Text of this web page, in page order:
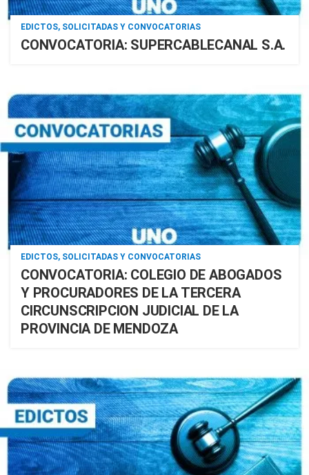
EDICTOS, SOLICITADAS Y CONVOCATORIAS
CONVOCATORIA: SUPERCABLECANAL S.A.
EDICTOS, SOLICITADAS Y CONVOCATORIAS
CONVOCATORIA: COLEGIO DE ABOGADOS
Y PROCURADORES DE LA TERCERA
CIRCUNSCRIPCION JUDICIAL DE LA
PROVINCIA DE MENDOZA